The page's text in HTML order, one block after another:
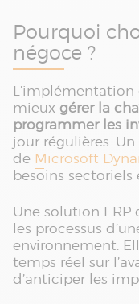
Pourquoi
négoce ?
L’implémentation
mieux gérer la
programmer les
jour régulières.
de Microsoft
besoins sectoriels
Une solution
les processus
environnement.
temps réel sur
d’anticiper les